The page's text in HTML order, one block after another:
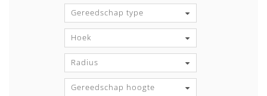
Gereedschap type
Hoek
Radius
Gereedschap hoogte